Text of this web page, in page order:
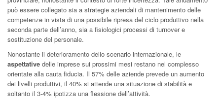
può essere collegato sia a strategie aziendali di mantenimento delle
competenze in vista di una possibile ripresa del ciclo produttivo nella
seconda parte dell’anno, sia a fisiologici processi di turnover e
sostituzione del personale.
Nonostante il deterioramento dello scenario internazionale, le
aspettative delle imprese sui prossimi mesi restano nel complesso
orientate alla cauta fiducia. Il 57% delle aziende prevede un aumento
dei livelli produttivi, il 40% si attende una situazione di stabilità e
soltanto il 3-4% ipotizza una flessione dell’attività.